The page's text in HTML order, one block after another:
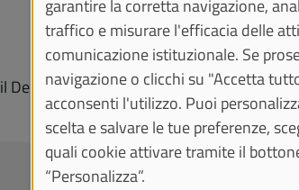
Decreto Rettorale n. 3411 del 30/08/
garantire la corretta navigazione,
traffico e misurare l'efficacia delle
comunicazione istituzionale. Se
navigazione o clicchi su "Accetta
acconsenti l'utilizzo. Puoi
scelta e salvare le tue preferenze,
quali cookie attivare tramite il
“Personalizza”.